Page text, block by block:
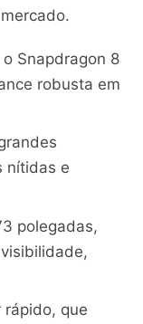
Snapdragon 8
robusta em
nítidas e
polegadas,
rápido, que